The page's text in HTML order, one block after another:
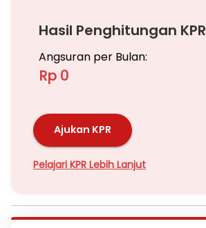
Hasil Penghitungan KPR
Angsuran per Bulan:
Rp 0
Ajukan KPR
Pelajari KPR Lebih Lanjut